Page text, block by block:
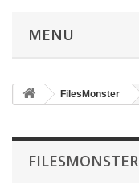
MENU
FilesMonster
FILESMONSTER